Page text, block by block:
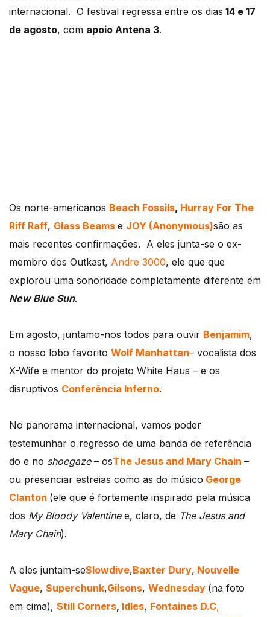
internacional. O festival regressa entre os dias 14 e 17
de agosto, com apoio Antena 3.
Os norte-americanos Beach Fossils, Hurray For The
Riff Raff, Glass Beams e JOY (Anonymous)são as
mais recentes confirmações. A eles junta-se o ex-
membro dos Outkast, Andre 3000, ele que que
explorou uma sonoridade completamente diferente em
New Blue Sun.
Em agosto, juntamo-nos todos para ouvir Benjamim,
o nosso lobo favorito Wolf Manhattan– vocalista dos
X-Wife e mentor do projeto White Haus – e os
disruptivos Conferência Inferno.
No panorama internacional, vamos poder
testemunhar o regresso de uma banda de referência
do e no shoegaze– osThe Jesus and Mary Chain –
ou presenciar estreias como as do músico George
Clanton (ele que é fortemente inspirado pela música
dos My Bloody Valentinee, claro, de The Jesus and
Mary Chain).
A eles juntam-seSlowdive,Baxter Dury, Nouvelle
Vague, Superchunk,Gilsons, Wednesday (na foto
em cima), Still Corners, Idles, Fontaines D.C,